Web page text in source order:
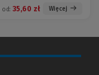
od: 35,60 zł Więcej